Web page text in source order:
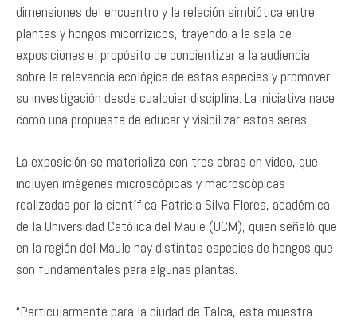
dimensiones del encuentro y la relación simbiótica entre
plantas y hongos micorrízicos, trayendo a la sala de
exposiciones el propósito de concientizar a la audiencia
sobre la relevancia ecológica de estas especies y promover
su investigación desde cualquier disciplina. La iniciativa nace
como una propuesta de educar y visibilizar estos seres.
La exposición se materializa con tres obras en video, que
incluyen imágenes microscópicas y macroscópicas
realizadas por la científica Patricia Silva Flores, académica
de la Universidad Católica del Maule (UCM), quien señaló que
en la región del Maule hay distintas especies de hongos que
son fundamentales para algunas plantas.
“Particularmente para la ciudad de Talca, esta muestra